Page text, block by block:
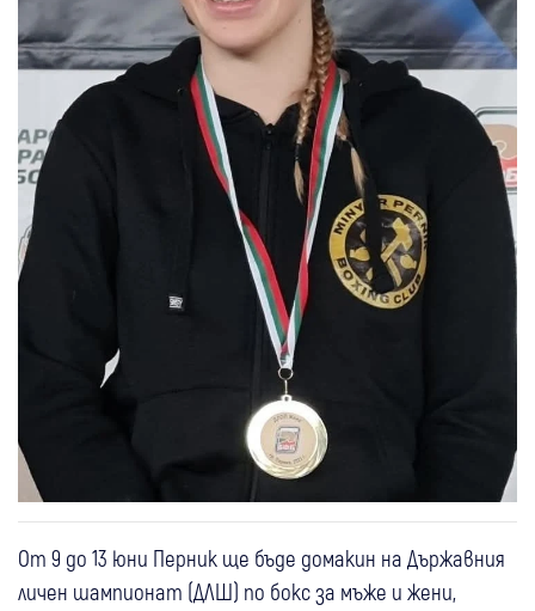
От 9 до 13 юни Перник ще бъде домакин на Държавния
личен шампионат (ДЛШ) по бокс за мъже и жени,